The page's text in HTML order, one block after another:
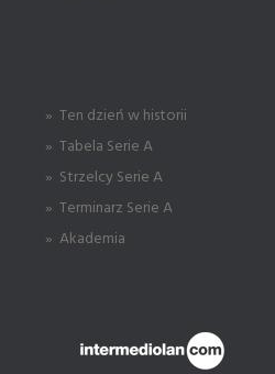
» Ten dzień w historii
» Tabela Serie A
» Strzelcy Serie A
» Terminarz Serie A
» Akademia